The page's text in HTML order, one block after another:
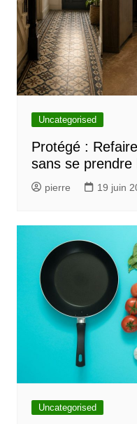
Uncategorised
Protégé :
sans se prendre
pierre 19 juin
Uncategorised